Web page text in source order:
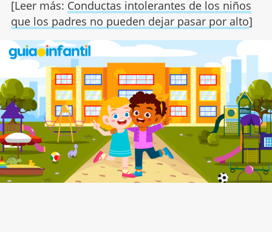
[Leer más: Conductas intolerantes de los niños
que los padres no pueden dejar pasar por alto]